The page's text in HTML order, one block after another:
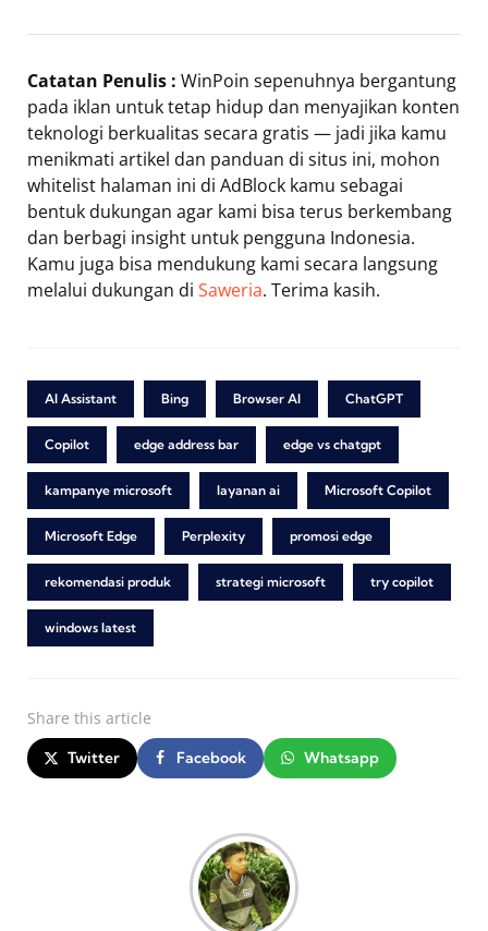
Catatan Penulis : WinPoin sepenuhnya bergantung
pada iklan untuk tetap hidup dan menyajikan konten
teknologi berkualitas secara gratis — jadi jika kamu
menikmati artikel dan panduan di situs ini, mohon
whitelist halaman ini di AdBlock kamu sebagai
bentuk dukungan agar kami bisa terus berkembang
dan berbagi insight untuk pengguna Indonesia.
Kamu juga bisa mendukung kami secara langsung
melalui dukungan di Saweria. Terima kasih.
AI Assistant Bing Browser AI ChatGPT
Copilot edge address bar edge vs chatgpt
kampanye microsoft layanan ai Microsoft Copilot
Microsoft Edge Perplexity promosi edge
rekomendasi produk strategi microsoft try copilot
windows latest
Share this article
Twitter Facebook Whatsapp